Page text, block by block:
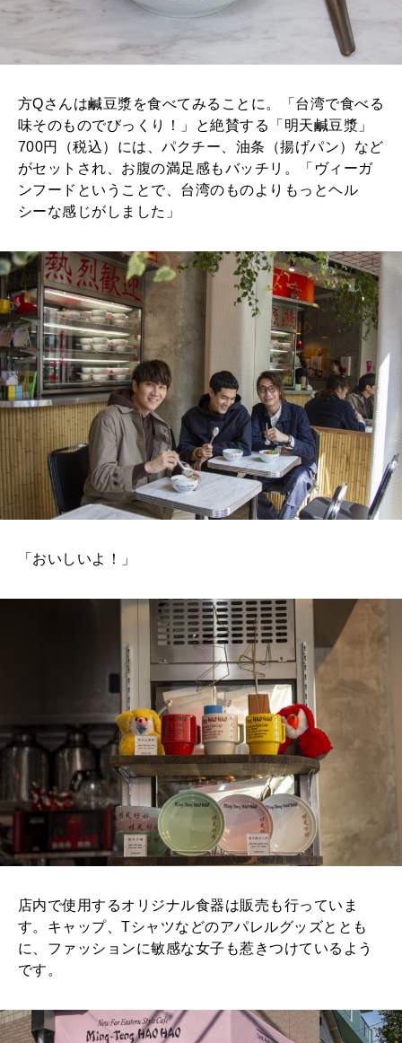
方Qさんは鹹豆漿を食べてみることに。「台湾で食べる
味そのものでびっくり！」と絶賛する「明天鹹豆漿」
700円（税込）には、パクチー、油条（揚げパン）など
がセットされ、お腹の満足感もバッチリ。「ヴィーガ
ンフードということで、台湾のものよりもっとヘル
シーな感じがしました」
「おいしいよ！」
店内で使用するオリジナル食器は販売も行っていま
す。キャップ、Tシャツなどのアパレルグッズととも
に、ファッションに敏感な女子も惹きつけているよう
です。